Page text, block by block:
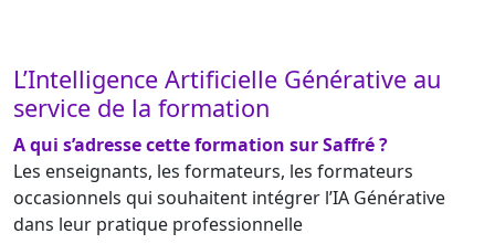
L’Intelligence Artificielle Générative au
service de la formation
A qui s’adresse cette formation sur Saffré ?
Les enseignants, les formateurs, les formateurs
occasionnels qui souhaitent intégrer l’IA Générative
dans leur pratique professionnelle